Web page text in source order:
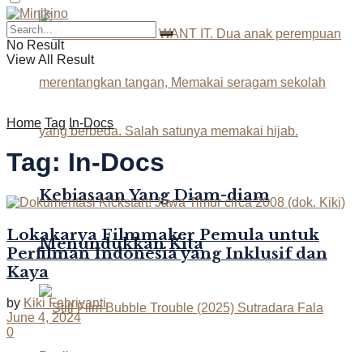
Kebiasaan Yang Diam-diam
Menundukkan Kita
No Result
View All Result
Home Tag In-Docs
Tag: In-Docs
Lokakarya Filmmaker Pemula untuk
Perfilman Indonesia yang Inklusif dan
Kaya
by Kiki Febriyanti
June 4, 2024
0